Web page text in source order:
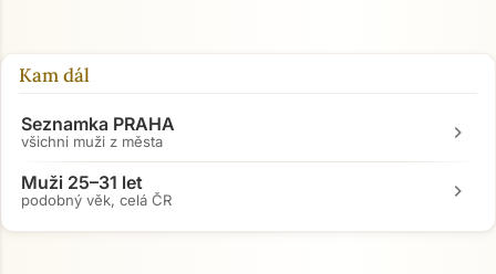
Kam dál
Seznamka PRAHA
všichni muži z města chevron_right
Muži 25–31 let
podobný věk, celá ČR chevron_right